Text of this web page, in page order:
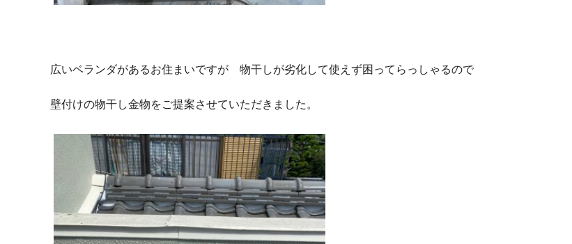
広いベランダがあるお住まいですが 物干しが劣化して使えず困ってらっしゃるので
壁付けの物干し金物をご提案させていただきました。